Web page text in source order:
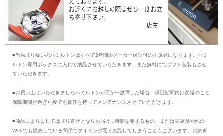
■当店取り扱いのハミルトンはすべて2年間のメーカー保証付の正規品になります。ハミ
ルトン専用ボックスに入れて納品させていただきます、また無料にてギフト包装もさせ
ていただきます。
■お買い上げいただきましたハミルトンが万が一故障した場合、保証期間内は勿論のこと
保障期間が過ぎた後でも責任を持ってメンテナンスさせていただきます。
■商品によりましては取り寄せとなりお届けに時間を要するもの、または実店舗や他の
Webでも販売している関係でタイミング悪く欠品してしまうこともございます。お急ぎ